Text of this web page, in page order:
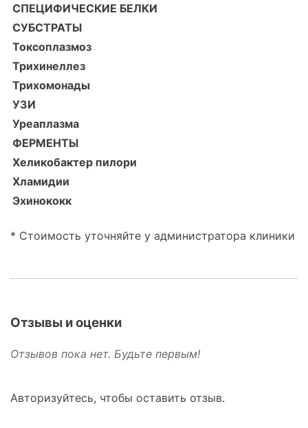
СПЕЦИФИЧЕСКИЕ БЕЛКИ
СУБСТРАТЫ
Токсоплазмоз
Трихинеллез
Трихомонады
УЗИ
Уреаплазма
ФЕРМЕНТЫ
Хеликобактер пилори
Хламидии
Эхинококк
* Стоимость уточняйте у администратора клиники
Отзывы и оценки
Отзывов пока нет. Будьте первым!
Авторизуйтесь, чтобы оставить отзыв.